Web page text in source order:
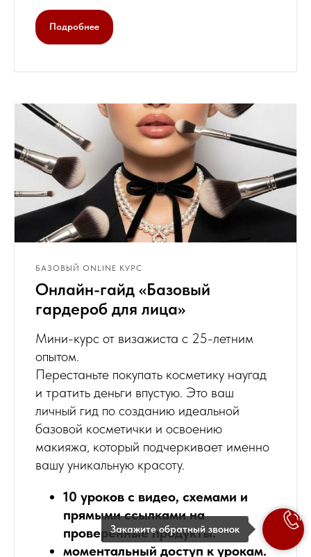
Подробнее
БАЗОВЫЙ ONLINE КУРС
Онлайн-гайд «Базовый
гардероб для лица»
Мини-курс от визажиста с 25-летним
опытом.
Перестаньте покупать косметику наугад
и тратить деньги впустую. Это ваш
личный гид по созданию идеальной
базовой косметички и освоению
макияжа, который подчеркивает именно
вашу уникальную красоту.
10 уроков с видео, схемами и
прямыми ссылками на
проверенные продукты.
моментальный доступ к урокам.
Закажите обратный звонок